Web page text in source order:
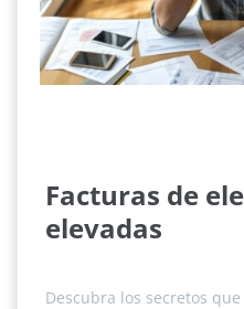
Facturas de
elevadas
Descubra los secretos